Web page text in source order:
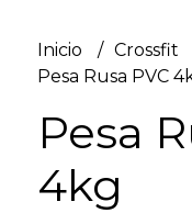
Inicio Crossfit
Pesa Rusa PVC
Pesa
4kg